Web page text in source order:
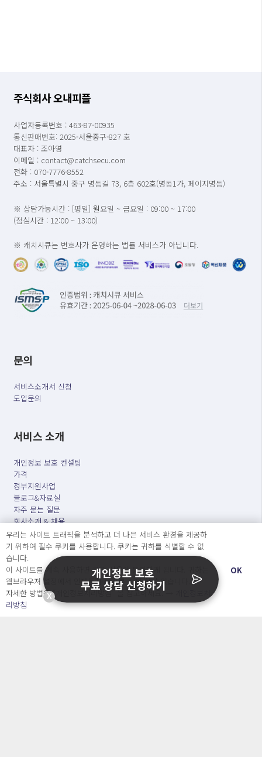
주식회사 오내피플
사업자등록번호 : 463-87-00935
통신판매번호: 2025-서울중구-827 호
대표자 : 조아영
이메일 : contact@catchsecu.com
전화 : 070-7776-8552
주소 : 서울특별시 중구 명동길 73, 6층 602호(명동1가, 페이지명동)
※ 상담가능시간 : [평일] 월요일 ~ 금요일 : 09:00 ~ 17:00
(점심시간 : 12:00 ~ 13:00)
※ 캐치시큐는 변호사가 운영하는 법률 서비스가 아닙니다.
문의
서비스소개서 신청
도입문의
서비스 소개
개인정보 보호 컨설팅
가격
정부지원사업
블로그&자료실
자주 묻는 질문
회사소개 & 채용
ENGLISH
日本語
Developers
OpenSource API
우리는 사이트 트래픽을 분석하고 더 나은 서비스 환경을 제공하
기 위하여 필수 쿠키를 사용합니다. 쿠키는 귀하를 식별할 수 없
습니다.
이 사이트를 계속 사용하면 쿠키 사용에 동의하게 됩니다. 귀하는
웹브라우져 설정에서 언제든지 쿠키를 삭제 할 수있습니다.
자세한 방법은 “개인정보처리방침” 을 참고하세요. →
리방침
OK
X
개인정보 보호
무료 상담 신청하기